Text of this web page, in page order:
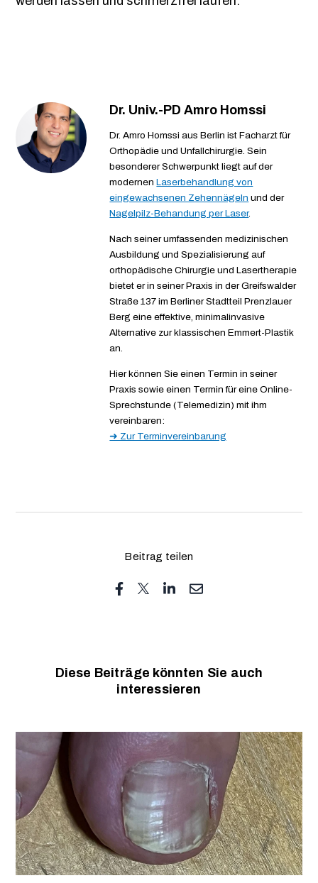
Dr. Univ.-PD Amro Homssi
Dr. Amro Homssi aus Berlin ist Facharzt für
Orthopädie und Unfallchirurgie. Sein
besonderer Schwerpunkt liegt auf der
modernenLaserbehandlung von
eingewachsenen Zehennägeln und der
Nagelpilz-Behandung per Laser.
Nach seiner umfassenden medizinischen
Ausbildung und Spezialisierung auf
orthopädische Chirurgie und Lasertherapie
bietet er in seiner Praxis in der Greifswalder
Straße 137 im Berliner Stadtteil Prenzlauer
Berg eine effektive, minimalinvasive
Alternative zur klassischen Emmert-Plastik
an.
Hier können Sie einen Termin in seiner
Praxis sowie einen Termin für eine Online-
Sprechstunde (Telemedizin) mit ihm
vereinbaren:
➜ Zur Terminvereinbarung
Beitrag teilen
Diese Beiträge könnten Sie auch
interessieren